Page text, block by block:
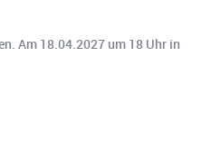
Am 18.04.2027 um 18 Uhr in